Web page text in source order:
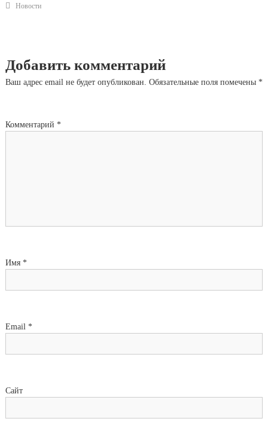
Новости
Добавить комментарий
Ваш адрес email не будет опубликован. Обязательные поля помечены *
Комментарий *
Имя *
Email *
Сайт